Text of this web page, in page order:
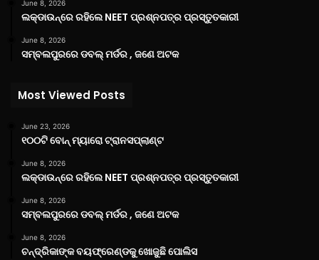
June 8, 2026
ଲକ୍‌ଡାଉନ୍‌ରେ ରହିଲେ NEET ପ୍ରଶ୍ନପତ୍ର ପ୍ରସ୍ତୁତକାରୀ
June 8, 2026
ସମ୍ବଲପୁରରେ ଡବଲ୍ ମର୍ଡର , ଜଣେ ଅଟକ
Most Viewed Posts
June 23, 2026
୧୦୦ଟି ବୋନ୍ ମ୍ୟାରୋ ଟ୍ରାନସପ୍ଲାଣ୍ଟ
June 8, 2026
ଲକ୍‌ଡାଉନ୍‌ରେ ରହିଲେ NEET ପ୍ରଶ୍ନପତ୍ର ପ୍ରସ୍ତୁତକାରୀ
June 8, 2026
ସମ୍ବଲପୁରରେ ଡବଲ୍ ମର୍ଡର , ଜଣେ ଅଟକ
June 8, 2026
ଚନ୍ଦ୍ରିକାଙ୍କ ବୟଫ୍ରେଣ୍ଡକୁ ଖୋଜୁଛି ପୋଲିସ